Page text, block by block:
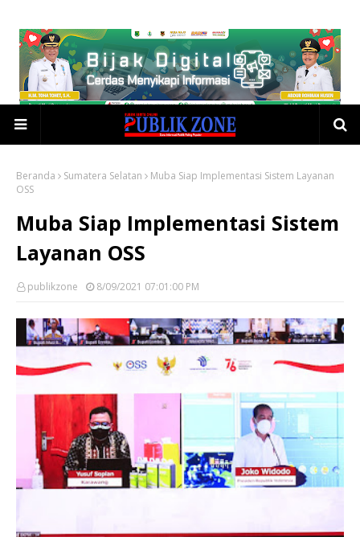
Beranda Sumatera Selatan
Muba Siap Implementasi Sistem Layanan
OSS
Muba Siap Implementasi Sistem
Layanan OSS
publikzone 8/09/2021 07:01:00 PM